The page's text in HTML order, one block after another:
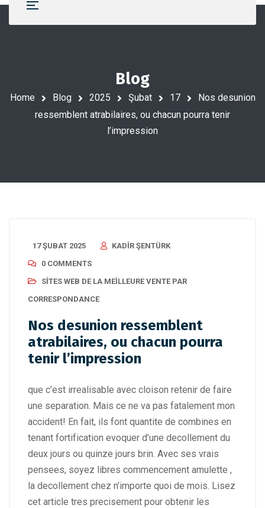
Blog
Home Blog 2025 Şubat 17
Nos desunion
ressemblent atrabilaires, ou chacun pourra tenir
l’impression
17 ŞUBAT 2025
KADIR ŞENTÜRK
0 COMMENTS
SITES WEB DE LA MEILLEURE VENTE PAR
CORRESPONDANCE
Nos desunion ressemblent
atrabilaires, ou chacun pourra
tenir l’impression
que c’est irrealisable avec cloison retenir de faire
une separation. Mais ce ne va pas fatalement mon
accident! En fait, ils font quantite de combines en
tenant fortification evoquer d’une decollement du
deux jours ou quinze jours brin. Avec ses vrais
pensees, soyez libres commencement amulette ,
la decollement chez n’importe quoi de mois. Lisez
cet article tres precisement pour obtenir les